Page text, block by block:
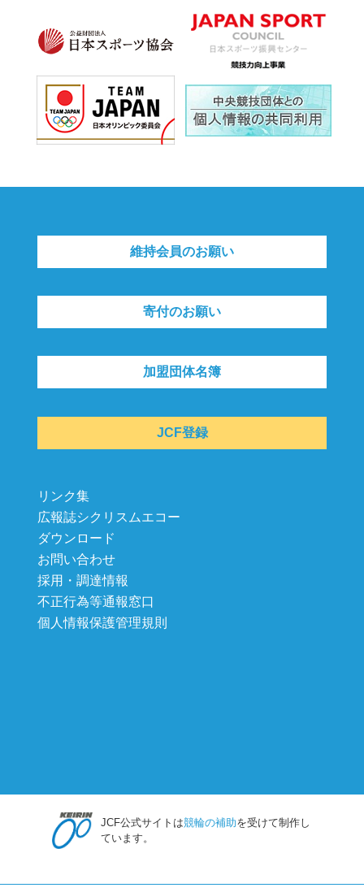
維持会員のお願い
寄付のお願い
加盟団体名簿
JCF登録
リンク集
広報誌シクリスムエコー
ダウンロード
お問い合わせ
採用・調達情報
不正行為等通報窓口
個人情報保護管理規則
JCF公式サイトは競輪の補助を受けて制作し
ています。